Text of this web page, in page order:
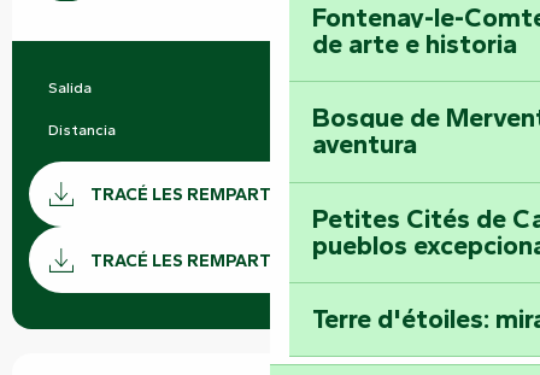
Fontenay-le-
de arte e historia
Bosque de
aventura
Petites Cités de
pueblos
Terre d'étoiles:
Información práctica
Salida Vouvant
Distancia 3.0 km
Documentación
TRACÉ LES REMPARTS GPX
TRACÉ LES REMPARTS KML
Los